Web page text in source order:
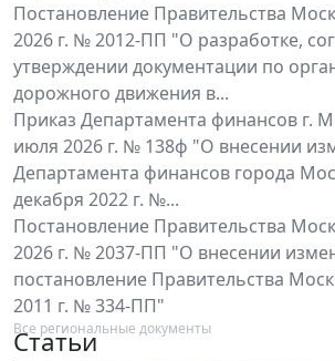
Постановление Правительства
2026 г. № 2012-ПП "О разработке,
утверждении документации по
дорожного движения в...
Приказ Департамента финансов г.
июля 2026 г. № 138ф "О внесении
Департамента финансов города
декабря 2022 г. №...
Постановление Правительства
2026 г. № 2037-ПП "О внесении
постановление Правительства
2011 г. № 334-ПП"
Все региональные документы
Статьи